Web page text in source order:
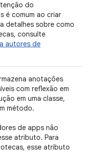
do
é comum ao criar
detalhes sobre como
consulte
autores de
anotações
com reflexão em
em uma classe,
método.
de apps não
atributo. Para
esse atributo